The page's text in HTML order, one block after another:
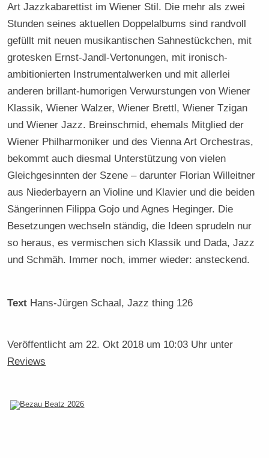
Art Jazzkabarettist im Wiener Stil. Die mehr als zwei
Stunden seines aktuellen Doppelalbums sind randvoll
gefüllt mit neuen musikantischen Sahnestückchen, mit
grotesken Ernst-Jandl-Vertonungen, mit ironisch-
ambitionierten Instrumentalwerken und mit allerlei
anderen brillant-humorigen Verwurstungen von Wiener
Klassik, Wiener Walzer, Wiener Brettl, Wiener Tzigan
und Wiener Jazz. Breinschmid, ehemals Mitglied der
Wiener Philharmoniker und des Vienna Art Orchestras,
bekommt auch diesmal Unterstützung von vielen
Gleichgesinnten der Szene – darunter Florian Willeitner
aus Niederbayern an Violine und Klavier und die beiden
Sängerinnen Filippa Gojo und Agnes Heginger. Die
Besetzungen wechseln ständig, die Ideen sprudeln nur
so heraus, es vermischen sich Klassik und Dada, Jazz
und Schmäh. Immer noch, immer wieder: ansteckend.
Text Hans-Jürgen Schaal, Jazz thing 126
Veröffentlicht am 22. Okt 2018 um 10:03 Uhr unter
Reviews